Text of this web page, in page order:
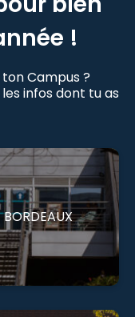
!
Campus ?
infos dont tu as